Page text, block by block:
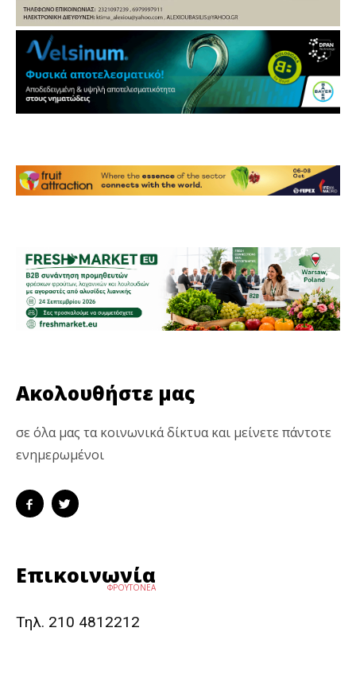
Ακολουθήστε μας
σε όλα μας τα κοινωνικά δίκτυα και μείνετε πάντοτε
ενημερωμένοι
Επικοινωνία
ΦΡΟΥΤΟΝΕΑ
Τηλ. 210 4812212